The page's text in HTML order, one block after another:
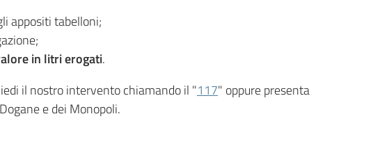
appositi tabelloni;
in litri erogati.
il nostro intervento chiamando il "117" oppure presenta
e dei Monopoli.